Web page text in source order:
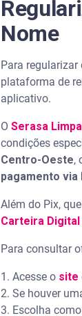
Nome
Para
plataforma de
aplicativo.
O Serasa
condições
Centro-Oeste,
pagamento via
Além do Pix,
Carteira
Para consultar
1. Acesse o site
2. Se houver
3. Escolha